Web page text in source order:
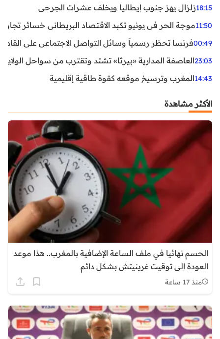
18:15زلزال يهز جنوب إيطاليا ويخلف عشرات الجرحى
11:50موجة الحر في يونيو تكبد الاقتصاد البريطاني خسائر تجاوزت 1.5 مليار
00:49فرنسا تحظر رسمياً وسائل التواصل الاجتماعي على القاصرين
23:03العاصفة المدارية «بيرثا» تشتد وتقترب من سواحل
14:43المغرب وترسيخ موقعه كقوة طاقية إقليمية
الأكثر مشاهدة
الحسم نهائيا في ملف الساعة الإضافية بالمغرب.. هذا موعد
العودة إلى توقيت غرينيتش بشكل دائم
منذ 17 ساعة